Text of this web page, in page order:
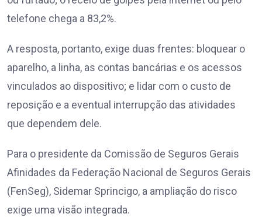
telefone chega a 83,2%.
A resposta, portanto, exige duas frentes: bloquear o
aparelho, a linha, as contas bancárias e os acessos
vinculados ao dispositivo; e lidar com o custo de
reposição e a eventual interrupção das atividades
que dependem dele.
Para o presidente da Comissão de Seguros Gerais
Afinidades da Federação Nacional de Seguros Gerais
(FenSeg), Sidemar Sprincigo, a ampliação do risco
exige uma visão integrada.